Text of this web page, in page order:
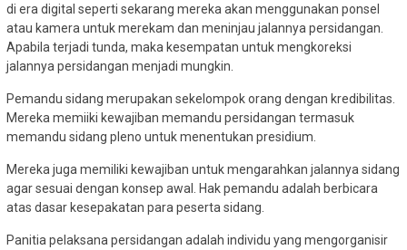
di era digital seperti sekarang mereka akan menggunakan ponsel
atau kamera untuk merekam dan meninjau jalannya persidangan.
Apabila terjadi tunda, maka kesempatan untuk mengkoreksi
jalannya persidangan menjadi mungkin.
Pemandu sidang merupakan sekelompok orang dengan kredibilitas.
Mereka memiiki kewajiban memandu persidangan termasuk
memandu sidang pleno untuk menentukan presidium.
Mereka juga memiliki kewajiban untuk mengarahkan jalannya sidang
agar sesuai dengan konsep awal. Hak pemandu adalah berbicara
atas dasar kesepakatan para peserta sidang.
Panitia pelaksana persidangan adalah individu yang mengorganisir